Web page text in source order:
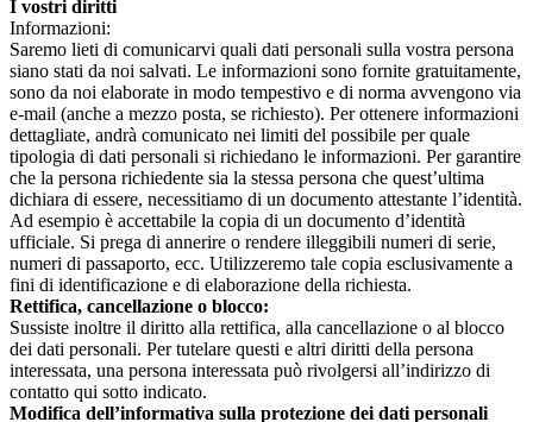
I vostri diritti
Informazioni:
Saremo lieti di comunicarvi quali dati personali sulla vostra persona
siano stati da noi salvati. Le informazioni sono fornite gratuitamente,
sono da noi elaborate in modo tempestivo e di norma avvengono via
e-mail (anche a mezzo posta, se richiesto). Per ottenere informazioni
dettagliate, andrà comunicato nei limiti del possibile per quale
tipologia di dati personali si richiedano le informazioni. Per garantire
che la persona richiedente sia la stessa persona che quest’ultima
dichiara di essere, necessitiamo di un documento attestante l’identità.
Ad esempio è accettabile la copia di un documento d’identità
ufficiale. Si prega di annerire o rendere illeggibili numeri di serie,
numeri di passaporto, ecc. Utilizzeremo tale copia esclusivamente a
fini di identificazione e di elaborazione della richiesta.
Rettifica, cancellazione o blocco:
Sussiste inoltre il diritto alla rettifica, alla cancellazione o al blocco
dei dati personali. Per tutelare questi e altri diritti della persona
interessata, una persona interessata può rivolgersi all’indirizzo di
contatto qui sotto indicato.
Modifica dell’informativa sulla protezione dei dati personali